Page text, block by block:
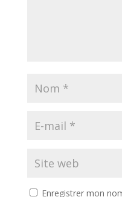
Enregistrer mon